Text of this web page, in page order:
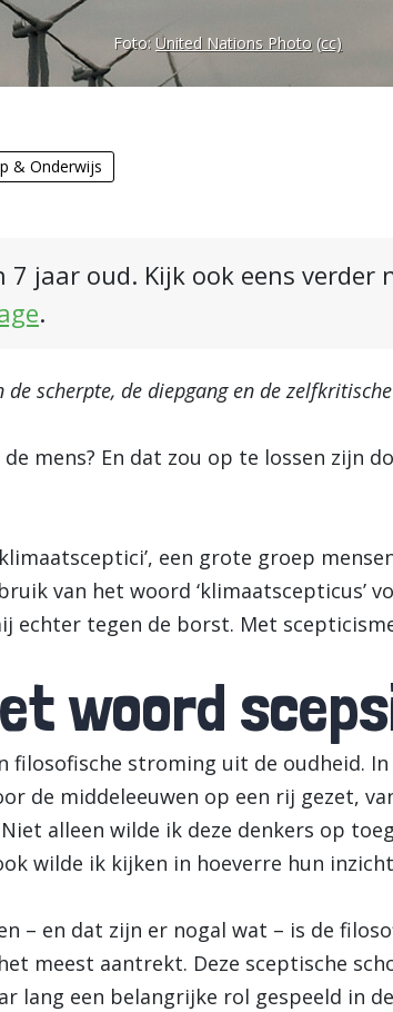
Foto:United Nations Photo (cc)
& Onderwijs
7 jaar oud. Kijk ook eens verder
.
scherpte, de diepgang en de
mens? En dat zou op te lossen zijn
een grote groep
van het woord ‘klimaatscepticus’
echter tegen de borst. Met
woord
filosofische stroming uit de oudheid. In
de middeleeuwen op een rij gezet,
alleen wilde ik deze denkers op
wilde ik kijken in hoeverre hun
– en dat zijn er nogal wat – is de
meest aantrekt. Deze sceptische
lang een belangrijke rol gespeeld in